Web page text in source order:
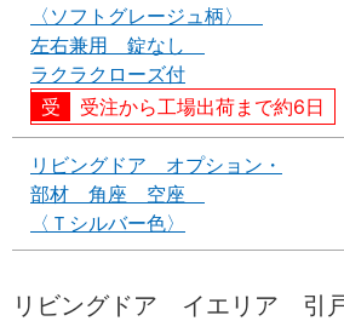
〈ソフトグレージュ柄〉
左右兼用 錠なし
ラクラクローズ付
受注から工場出荷まで約6日
リビングドア オプション・
部材 角座 空座
〈Ｔシルバー色〉
リビングドア イエリア 引